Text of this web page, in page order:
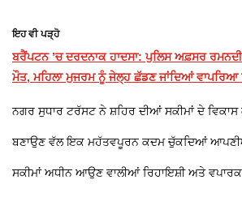
ਇਹ ਵੀ ਪੜ੍ਹੋ
ਬਰੈਂਪਟਨ ’ਚ ਦਰਦਨਾਕ ਹਾਦਸਾ: ਪੁਲਿਸ ਅਫ਼ਸਰ
ਮੌਤ, ਮਹਿਲਾ ਮੁਜਰਮ ਨੂੰ ਜੇਲ੍ਹ ਛੱਡਣ ਜਾਂਦਿਆਂ ਵਾਪਰਿਆ
ਨਗਰ ਸੁਧਾਰ ਟਰੱਸਟ ਨੇ ਸ਼ਹਿਰ ਦੀਆਂ ਸਕੀਮਾਂ ਦੇ ਵਿਕਾਸ
ਬਣਾਉਣ ਵੱਲ ਇਕ ਮਹੱਤਵਪੂਰਨ ਕਦਮ ਚੁੱਕਦਿਆਂ
ਸਕੀਮਾਂ ਅਧੀਨ ਆਉਣ ਵਾਲੀਆਂ ਰਿਹਾਇਸ਼ੀ ਅਤੇ